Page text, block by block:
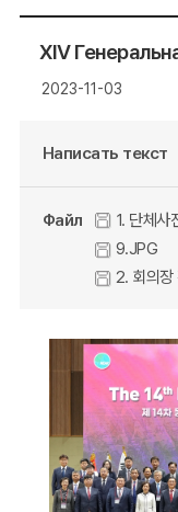
XIV
2023-11-03
Написать текст
Файл
1. 단체사
9.JPG
2. 회의